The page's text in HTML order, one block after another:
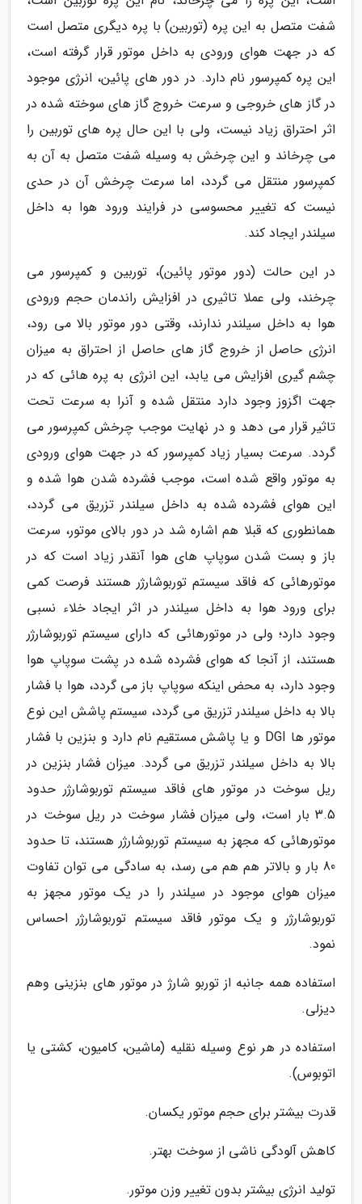
شفت متصل به این پره (توربین) با پره دیگری متصل است
که در جهت هوای ورودی به داخل موتور قرار گرفته است،
این پره کمپرسور نام دارد. در دور های پائین، انرژی موجود
در گاز های خروجی و سرعت خروج گاز های سوخته شده در
اثر احتراق زیاد نیست، ولی با این حال پره های توربین را
می چرخاند و این چرخش به وسیله شفت متصل به آن به
کمپرسور منتقل می گردد، اما سرعت چرخش آن در حدی
نیست که تغییر محسوسی در فرایند ورود هوا به داخل
سیلندر ایجاد کند.
در این حالت (دور موتور پائین)، توربین و کمپرسور می
چرخند، ولی عملا تاثیری در افزایش راندمان حجم ورودی
هوا به داخل سیلندر ندارند، وقتی دور موتور بالا می رود،
انرژی حاصل از خروج گاز های حاصل از احتراق به میزان
چشم گیری افزایش می یابد، این انرژی به پره هائی که در
جهت اگزوز وجود دارد منتقل شده و آنرا به سرعت تحت
تاثیر قرار می دهد و در نهایت موجب چرخش کمپرسور می
گردد. سرعت بسیار زیاد کمپرسور که در جهت هوای ورودی
به موتور واقع شده است، موجب فشرده شدن هوا شده و
این هوای فشرده شده به داخل سیلندر تزریق می گردد،
همانطوری که قبلا هم اشاره شد در دور بالای موتور، سرعت
باز و بست شدن سوپاپ های هوا آنقدر زیاد است که در
موتورهائی که فاقد سیستم توربوشارژر هستند فرصت کمی
برای ورود هوا به داخل سیلندر در اثر ایجاد خلاء نسبی
وجود دارد؛ ولی در موتورهائی که دارای سیستم توربوشارژر
هستند، از آنجا که هوای فشرده شده در پشت سوپاپ هوا
وجود دارد، به محض اینکه سوپاپ باز می گردد، هوا با فشار
بالا به داخل سیلندر تزریق می گردد، سیستم پاشش این نوع
موتور ها DGI و یا پاشش مستقیم نام دارد و بنزین با فشار
بالا به داخل سیلندر تزریق می گردد. میزان فشار بنزین در
ریل سوخت در موتور های فاقد سیستم توربوشارژر حدود
3.5 بار است، ولی میزان فشار سوخت در ریل سوخت در
موتورهائی که مجهز به سیستم توربوشارژر هستند، تا حدود
80 بار و بالاتر هم هم می رسد، به سادگی می توان تفاوت
میزان هوای موجود در سیلندر را در یک موتور مجهز به
توربوشارژر و یک موتور فاقد سیستم توربوشارژر احساس
نمود.
استفاده همه جانبه از توربو شارژ در موتور های بنزینی وهم
دیزلی.
استفاده در هر نوع وسیله نقلیه (ماشین، کامیون، کشتی یا
اتوبوس).
قدرت بیشتر برای حجم موتور یکسان.
کاهش آلودگی ناشی از سوخت بهتر.
تولید انرژی بیشتر بدون تغییر وزن موتور.